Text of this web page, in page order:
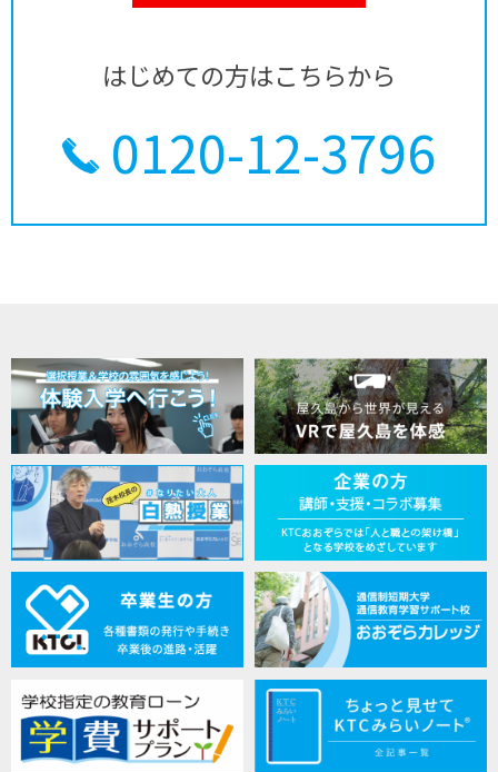
はじめての方はこちらから
0120-12-3796